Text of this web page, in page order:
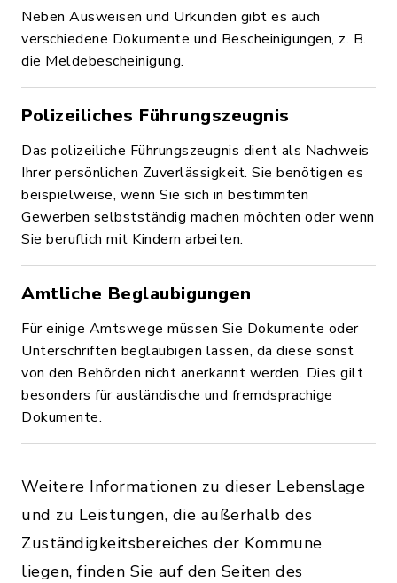
Neben Ausweisen und Urkunden gibt es auch
verschiedene Dokumente und Bescheinigungen, z. B.
die Meldebescheinigung.
Polizeiliches Führungszeugnis
Das polizeiliche Führungszeugnis dient als Nachweis
Ihrer persönlichen Zuverlässigkeit. Sie benötigen es
beispielweise, wenn Sie sich in bestimmten
Gewerben selbstständig machen möchten oder wenn
Sie beruflich mit Kindern arbeiten.
Amtliche Beglaubigungen
Für einige Amtswege müssen Sie Dokumente oder
Unterschriften beglaubigen lassen, da diese sonst
von den Behörden nicht anerkannt werden. Dies gilt
besonders für ausländische und fremdsprachige
Dokumente.
Weitere Informationen zu dieser Lebenslage
und zu Leistungen, die außerhalb des
Zuständigkeitsbereiches der Kommune
liegen, finden Sie auf den Seiten des